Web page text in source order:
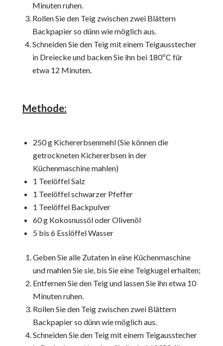
Minuten ruhen.
Rollen Sie den Teig zwischen zwei Blättern
Backpapier so dünn wie möglich aus.
Schneiden Sie den Teig mit einem Teigausstecher
in Dreiecke und backen Sie ihn bei 180ºC für
etwa 12 Minuten.
Methode:
250 g Kichererbsenmehl (Sie können die
getrockneten Kichererbsen in der
Küchenmaschine mahlen)
1 Teelöffel Salz
1 Teelöffel schwarzer Pfeffer
1 Teelöffel Backpulver
60 g Kokosnussöl oder Olivenöl
5 bis 6 Esslöffel Wasser
Geben Sie alle Zutaten in eine Küchenmaschine
und mahlen Sie sie, bis Sie eine Teigkugel erhalten;
Entfernen Sie den Teig und lassen Sie ihn etwa 10
Minuten ruhen.
Rollen Sie den Teig zwischen zwei Blättern
Backpapier so dünn wie möglich aus.
Schneiden Sie den Teig mit einem Teigausstecher